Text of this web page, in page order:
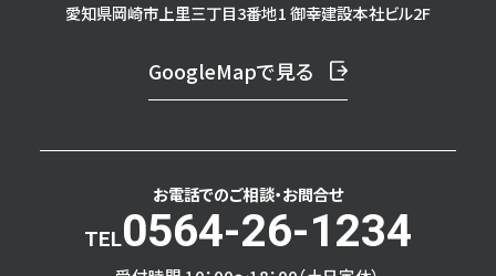
愛知県岡崎市上里三丁目3番地1 御幸建設本社ビル2F
GoogleMapで見る
お電話でのご相談・お問合せ
0564-26-1234